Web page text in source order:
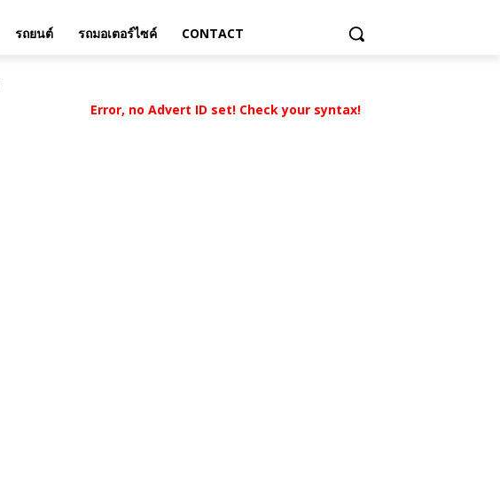
รถยนต์ รถมอเตอร์ไซค์ CONTACT
Error, no Advert ID set! Check your syntax!